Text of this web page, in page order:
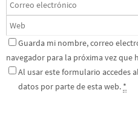
Guarda mi nombre, correo
navegador para la próxima vez que
Al usar este formulario accedes
datos por parte de esta web. *